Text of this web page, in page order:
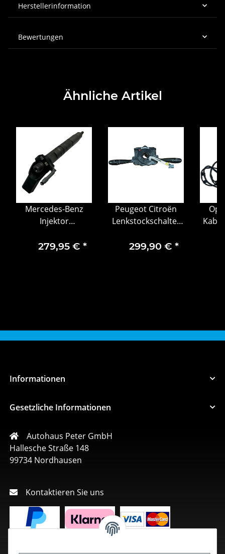
Herstellerinformation
Bewertungen
Ähnliche Artikel
Mercedes-Benz
Injektor
Diesel 2.1 CDI
279,95 € *
Peugeot Citroën
Lenkstockschalter
98200129XT
299,90 € *
Informationen
Gesetzliche Informationen
Autohaus Peter GmbH
Hallesche Straße 148
99734 Nordhausen
Kontaktieren Sie uns